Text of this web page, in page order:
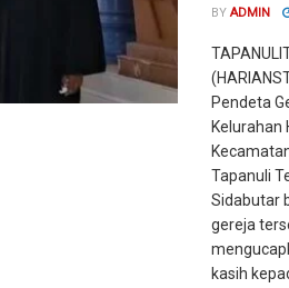
BY ADMIN
Pendeta
Kelurahan
Tapanuli
Sidabutar
gereja
kasih